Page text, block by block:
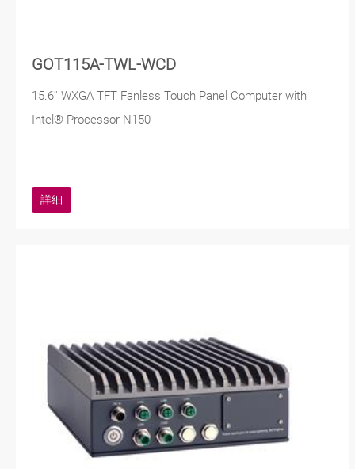
GOT115A-TWL-WCD
15.6'' WXGA TFT Fanless Touch Panel Computer with
Intel® Processor N150
詳細